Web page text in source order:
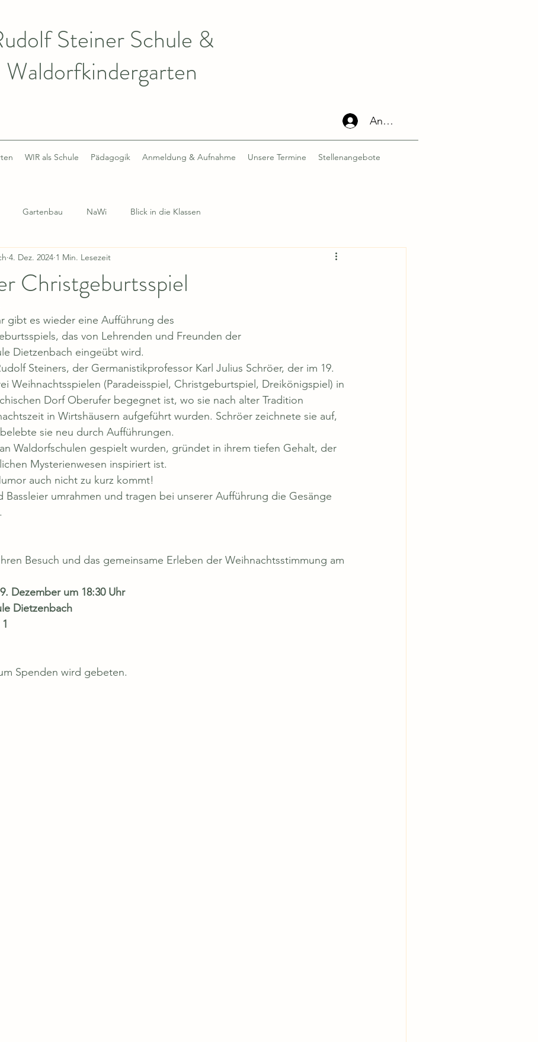
Steiner Schule &
Waldorfkindergarten
Anmelden
WIR als Schule Pädagogik Anmeldung & Aufnahme Unsere Termine Stellenangebote
Gartenbau NaWi Blick in die Klassen
Christgeburtsspiel
4. Dez. 2024 1 Min. Lesezeit
gibt es wieder eine Aufführung des
das von Lehrenden und Freunden der
Dietzenbach eingeübt wird.
Steiners, der Germanistikprofessor Karl Julius Schröer, der im 19.
Weihnachtsspielen (Paradeisspiel, Christgeburtspiel, Dreikönigspiel) in
Dorf Oberufer begegnet ist, wo sie nach alter Tradition
in Wirtshäusern aufgeführt wurden. Schröer zeichnete sie auf,
sie neu durch Aufführungen.
Waldorfschulen gespielt wurden, gründet in ihrem tiefen Gehalt, der
Mysterienwesen inspiriert ist.
auch nicht zu kurz kommt!
Bassleier umrahmen und tragen bei unserer Aufführung die Gesänge
Besuch und das gemeinsame Erleben der Weihnachtsstimmung am
Dezember um 18:30 Uhr
Dietzenbach
Spenden wird gebeten.